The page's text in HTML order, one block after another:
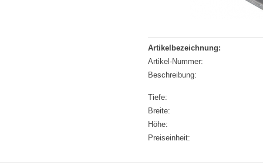
Artikelbezeichnung:
Artikel-Nummer:
Beschreibung:
Tiefe:
Breite:
Höhe:
Preiseinheit: